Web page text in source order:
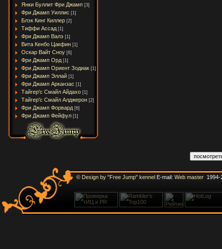
Янки Буллит Фри Джамп [3]
Фри Джамп Уиллис [1]
Блэк Кинг Киллер [2]
Тиффи Ассад [1]
Фри Джамп Валэ [1]
Вита Кенбо Цакфин [1]
Оскар Вайт Сноу [6]
Фри Джамп Орд [1]
Фри Джамп Ориент Зодиак [1]
Фри Джамп Эллай [1]
Фри Джамп Арканзас [1]
Тайгер'с Смайл Айдахо [1]
Тайгер'с Смайл Алджерон [2]
Фри Джамп Форвард [6]
Фри Джамп Фейфул [1]
© Design by "Free Jump" kennelE-mail: Web master